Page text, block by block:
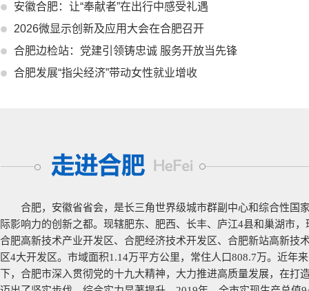
安徽合肥：让“奉献者”在出行中感受礼遇
2026微显示创新及应用大会在合肥召开
合肥边检站：党建引领铸忠诚 服务开放当先锋
合肥发展“指尖经济”带动女性就业增收
合肥，安徽省省会，是长三角世界级城市群副中心和综合性国
际影响力的创新之都。现辖肥东、肥西、长丰、庐江4县和巢湖市
合肥高新技术产业开发区、合肥经济技术开发区、合肥新站高新技
区4大开发区。市域面积1.14万平方公里，常住人口808.7万。近年
下，合肥市深入贯彻党的十九大精神，大力推进高质量发展，在打